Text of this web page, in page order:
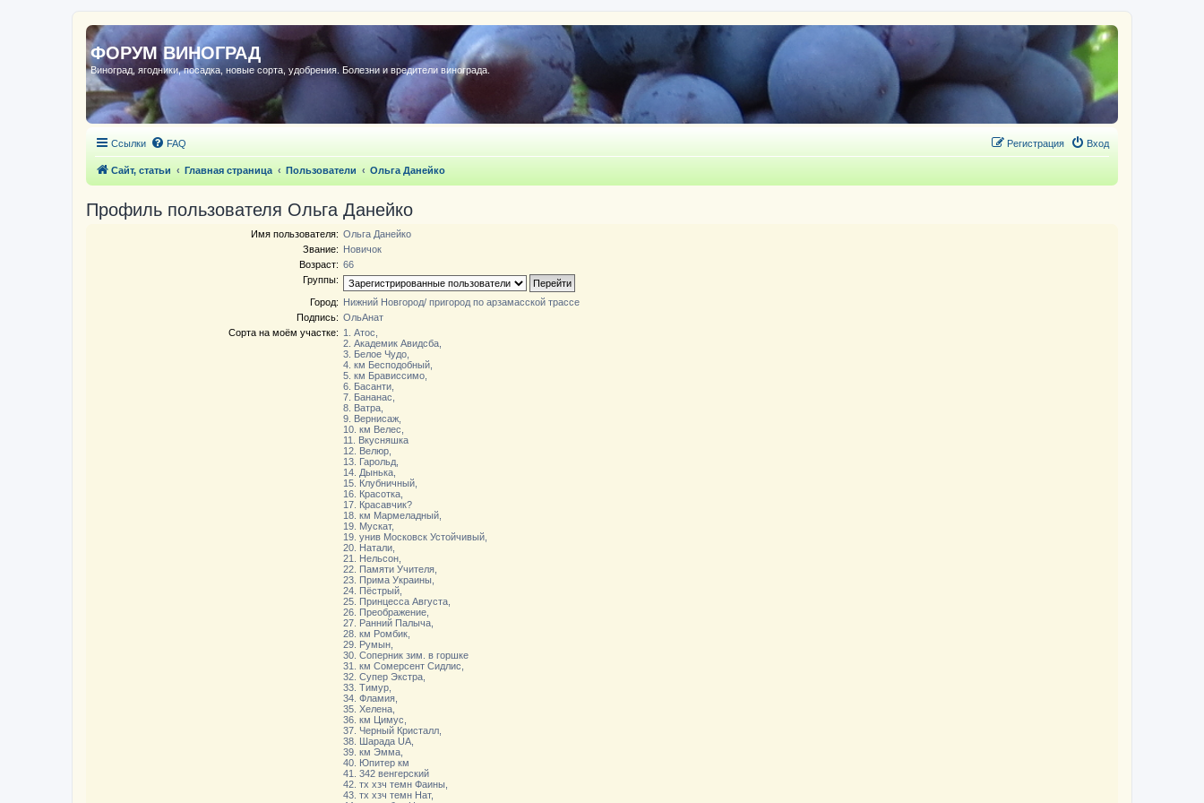
ФОРУМ ВИНОГРАД
Виноград, ягодники, посадка, новые сорта, удобрения. Болезни и вредители винограда.
Ссылки FAQ Вход
Регистрация
Сайт, статьи Главная страница Пользователи Ольга Данейко
Профиль пользователя Ольга Данейко
Имя пользователя: Ольга Данейко
Звание: Новичoк
Возраст: 66
Группы:
Город: Нижний Новгород/ пригород по арзамасской трассе
Подпись: ОльАнат
Сорта на моём участке: 1. Атос,
2. Академик Авидсба,
3. Белое Чудо,
4. км Бесподобный,
5. км Брависсимо,
6. Басанти,
7. Бананас,
8. Ватра,
9. Вернисаж,
10. км Велес,
11. Вкусняшка
12. Велюр,
13. Гарольд,
14. Дынька,
15. Клубничный,
16. Красотка,
17. Красавчик?
18. км Мармеладный,
19. Мускат,
19. унив Московск Устойчивый,
20. Натали,
21. Нельсон,
22. Памяти Учителя,
23. Прима Украины,
24. Пёстрый,
25. Принцесса Августа,
26. Преображение,
27. Ранний Палыча,
28. км Ромбик,
29. Румын,
30. Соперник зим. в горшке
31. км Сомерсент Сидлис,
32. Супер Экстра,
33. Тимур,
34. Фламия,
35. Хелена,
36. км Цимус,
37. Черный Кристалл,
38. Шарада UA,
39. км Эмма,
40. Юпитер км
41. 342 венгерский
42. тх хзч темн Фаины,
43. тх хзч темн Нат,